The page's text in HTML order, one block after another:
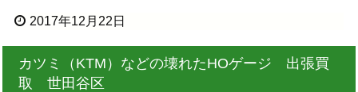
2017年12月22日
カツミ（KTM）などの壊れたHOゲージ 出張買
取 世田谷区